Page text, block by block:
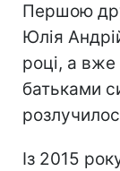
Першою
Юлія
році, а вже
батьками
Із 2015